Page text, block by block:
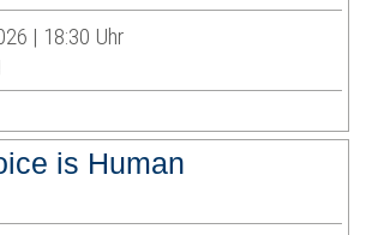
| 18:30 Uhr
is Human